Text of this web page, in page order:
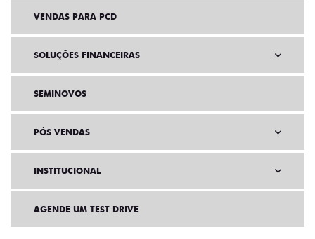
VENDAS PARA PCD
SOLUÇÕES FINANCEIRAS
SEMINOVOS
PÓS VENDAS
INSTITUCIONAL
AGENDE UM TEST DRIVE